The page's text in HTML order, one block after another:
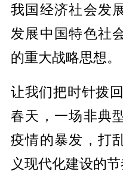
我国经济社会发
发展中国特色社
的重大战略思想。
让我们把时针拨
春天，一场非典
疫情的暴发，打
义现代化建设的节